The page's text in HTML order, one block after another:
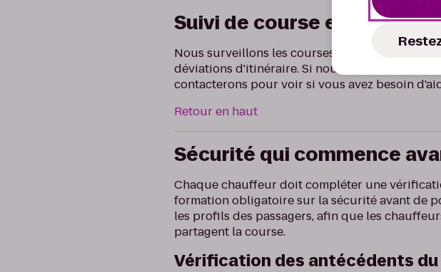
Suivi de course en temps
Nous surveillons les courses à la recherche
déviations d'itinéraire. Si nous remarquons
contacterons pour voir si vous avez besoin
Retour en haut
Sécurité qui commence
Chaque chauffeur doit compléter une
formation obligatoire sur la sécurité avant de
les profils des passagers, afin que les
partagent la course.
Vérification des antécédents